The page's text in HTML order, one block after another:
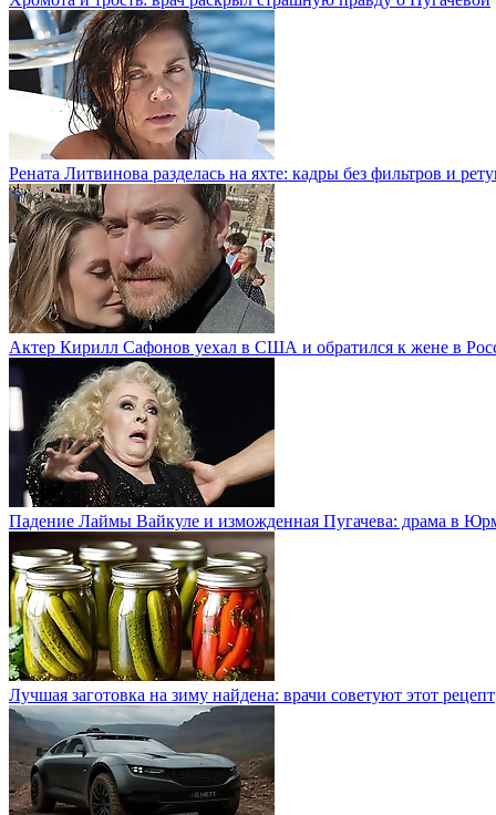
Рената Литвинова разделась на яхте: кадры без фильтров и
Актер Кирилл Сафонов уехал в США и обратился к жене в
Падение Лаймы Вайкуле и изможденная Пугачева: драма в
Лучшая заготовка на зиму найдена: врачи советуют этот рецепт